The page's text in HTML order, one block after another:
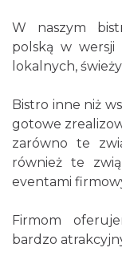
W naszym
polską w wersji
lokalnych,
Bistro inne niż
gotowe
zarówno te
również te
eventami
Firmom
bardzo